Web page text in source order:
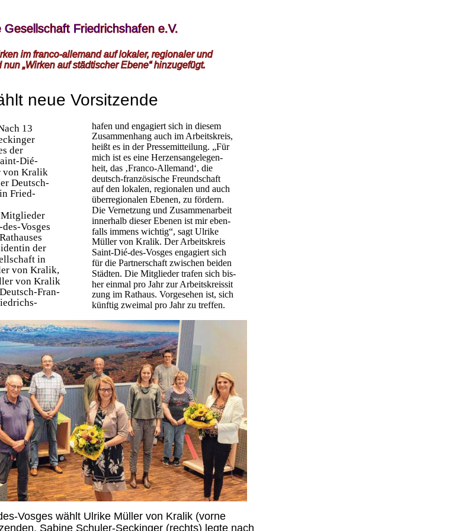
neue Vorsitzende
13
der
Dié-
von Kralik
Deutsch-
Fried-
Mitglieder
Vosges
der
in
von Kralik,
von Kralik
Fran-
hafen und engagiert sich in diesem
Zusammenhang auch im Arbeitskreis,
heißt es in der Pressemitteilung. „Für
mich ist es eine Herzensangelegen-
heit, das ‚Franco-Allemand‘, die
deutsch-französische Freundschaft
auf den lokalen, regionalen und auch
überregionalen Ebenen, zu fördern.
Die Vernetzung und Zusammenarbeit
innerhalb dieser Ebenen ist mir eben-
falls immens wichtig“, sagt Ulrike
Müller von Kralik. Der Arbeitskreis
Saint-Dié-des-Vosges engagiert sich
für die Partnerschaft zwischen beiden
Städten. Die Mitglieder trafen sich bis-
her einmal pro Jahr zur Arbeitskreissit
zung im Rathaus. Vorgesehen ist, sich
künftig zweimal pro Jahr zu treffen.
Vosges wählt Ulrike Müller von Kralik (vorne
Sabine Schuler-Seckinger (rechts) legte nach
Friedrichshafen e.V.
im franco-allemand auf lokaler, regionaler und
„Wirken auf städtischer Ebene“ hinzugefügt.